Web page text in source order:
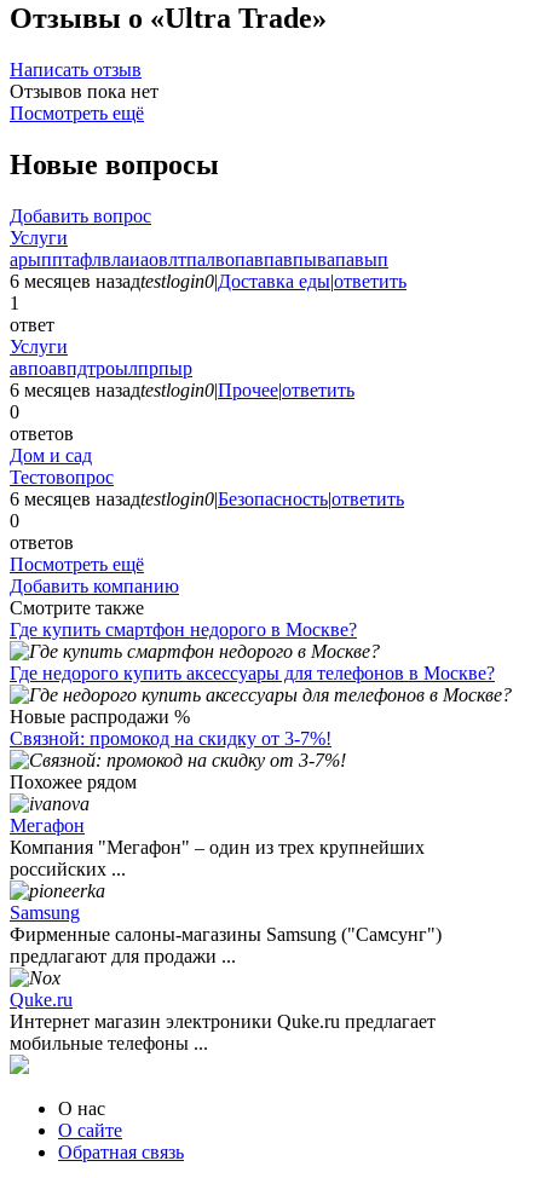
Отзывы о «Ultra Trade»
Написать отзыв
Отзывов пока нет
Посмотреть ещё
Новые вопросы
Добавить вопрос
Услуги
арыпптафлвлаиаовлтпалвопавпавпывапавып
6 месяцев назадtestlogin0|Доставка еды|ответить
1
ответ
Услуги
авпоавпдтроылпрпыр
6 месяцев назадtestlogin0|Прочее|ответить
0
ответов
Дом и сад
Тестовопрос
6 месяцев назадtestlogin0|Безопасность|ответить
0
ответов
Посмотреть ещё
Добавить компанию
Смотрите также
Где купить смартфон недорого в Москве?
Где недорого купить аксессуары для телефонов в Москве?
Новые распродажи %
Связной: промокод на скидку от 3-7%!
Похожее рядом
Мегафон
Компания "Мегафон" – один из трех крупнейших
российских ...
Samsung
Фирменные салоны-магазины Samsung ("Самсунг")
предлагают для продажи ...
Quke.ru
Интернет магазин электроники Quke.ru предлагает
мобильные телефоны ...
О нас
О сайте
Обратная связь